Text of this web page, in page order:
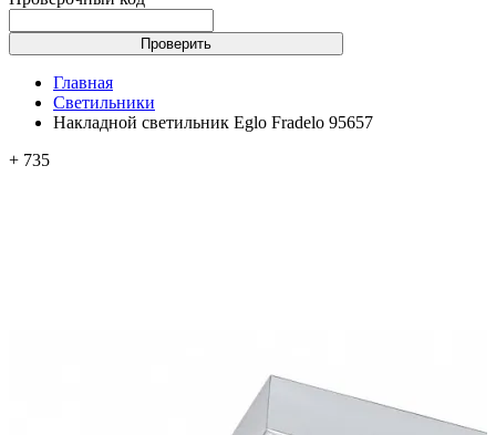
Проверить
Главная
Светильники
Накладной светильник Eglo Fradelo 95657
+ 735